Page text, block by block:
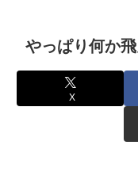
やっぱり何か
X